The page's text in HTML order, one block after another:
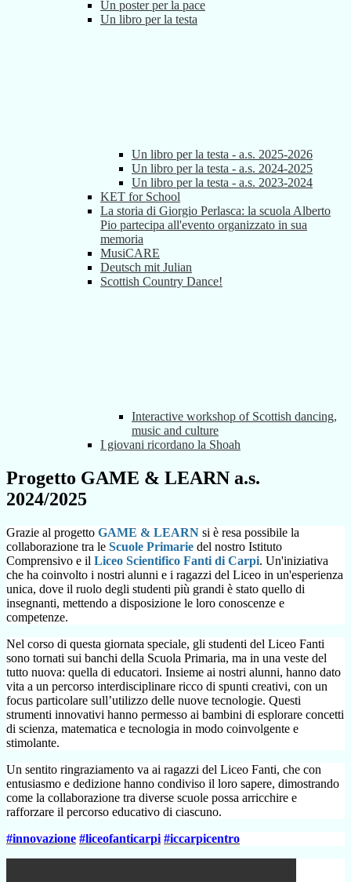
Un poster per la pace
Un libro per la testa
Un libro per la testa - a.s. 2025-2026
Un libro per la testa - a.s. 2024-2025
Un libro per la testa - a.s. 2023-2024
KET for School
La storia di Giorgio Perlasca: la scuola Alberto
Pio partecipa all'evento organizzato in sua
memoria
MusiCARE
Deutsch mit Julian
Scottish Country Dance!
Interactive workshop of Scottish dancing,
music and culture
I giovani ricordano la Shoah
Progetto GAME & LEARN a.s.
2024/2025
Grazie al progetto GAME & LEARN si è resa possibile la
collaborazione tra le Scuole Primarie del nostro Istituto
Comprensivo e il Liceo Scientifico Fanti di Carpi. Un'iniziativa
che ha coinvolto i nostri alunni e i ragazzi del Liceo in un'esperienza
unica, dove il ruolo degli studenti più grandi è stato quello di
insegnanti, mettendo a disposizione le loro conoscenze e
competenze.
Nel corso di questa giornata speciale, gli studenti del Liceo Fanti
sono tornati sui banchi della Scuola Primaria, ma in una veste del
tutto nuova: quella di educatori. Insieme ai nostri alunni, hanno dato
vita a un percorso interdisciplinare ricco di spunti creativi, con un
focus particolare sull’utilizzo delle nuove tecnologie. Questi
strumenti innovativi hanno permesso ai bambini di esplorare concetti
di scienza, matematica e tecnologia in modo coinvolgente e
stimolante.
Un sentito ringraziamento va ai ragazzi del Liceo Fanti, che con
entusiasmo e dedizione hanno condiviso il loro sapere, dimostrando
come la collaborazione tra diverse scuole possa arricchire e
rafforzare il percorso educativo di ciascuno.
#innovazione #liceofanticarpi #iccarpicentro